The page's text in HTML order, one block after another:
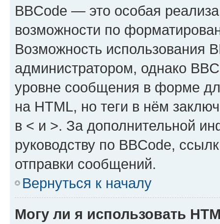
BBCode — это особая
возможности по
Возможность использования
администратором, однако
уровне сообщения в форме
на HTML, но теги в нём
в < и >. За дополнительной
руководству по BBCode,
отправки сообщений.
Вернуться к началу
Могу ли я использовать